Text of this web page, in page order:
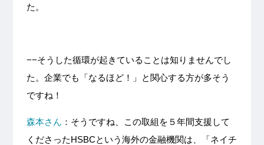
た。
−−そうした循環が起きていることは知りませんでし
た。企業でも「なるほど！」と関心する方が多そう
ですね！
森本さん ：そうですね、この取組を５年間支援して
くださったHSBCという海外の金融機関は、「ネイチ